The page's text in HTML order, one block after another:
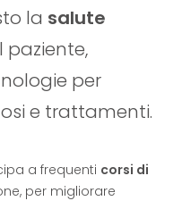
la salute
paziente,
per
e trattamenti.
a frequenti corsi di
per migliorare